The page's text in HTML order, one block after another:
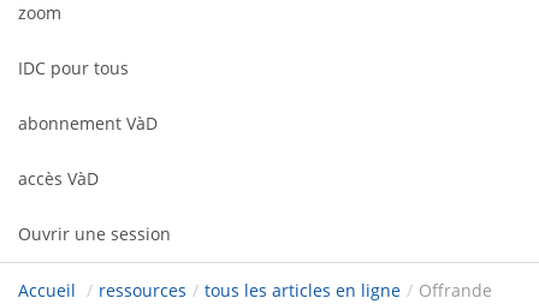
zoom
IDC pour tous
abonnement VàD
accès VàD
Ouvrir une session
Accueil / ressources / tous les articles en ligne / Offrande